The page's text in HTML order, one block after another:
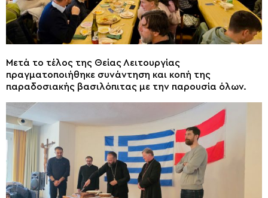
Μετά το τέλος της Θείας Λειτουργίας
πραγματοποιήθηκε συνάντηση και κοπή της
παραδοσιακής βασιλόπιτας με την παρουσία όλων.